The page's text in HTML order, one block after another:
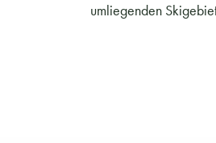
umliegenden